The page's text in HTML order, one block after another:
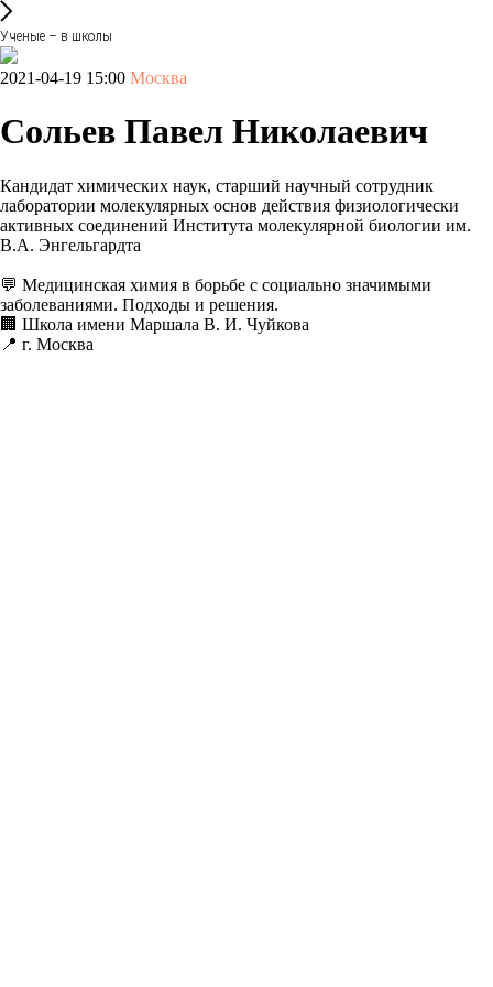
Ученые – в школы
2021-04-19 15:00 Москва
Сольев Павел Николаевич
Кандидат химических наук, старший научный сотрудник
лаборатории молекулярных основ действия физиологически
активных соединений Института молекулярной биологии им.
В.А. Энгельгардта
💬 Медицинская химия в борьбе с социально значимыми
заболеваниями. Подходы и решения.
🏢 Школа имени Маршала В. И. Чуйкова
📍 г. Москва